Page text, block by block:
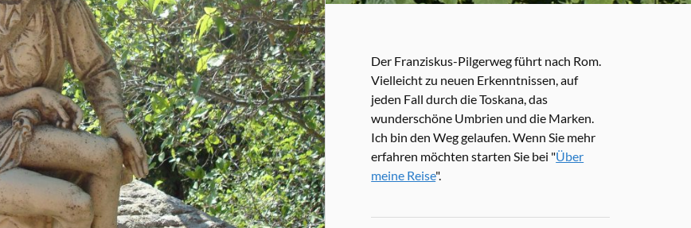
Der Franziskus-Pilgerweg führt nach Rom.
Vielleicht zu neuen Erkenntnissen, auf
jeden Fall durch die Toskana, das
wunderschöne Umbrien und die Marken.
Ich bin den Weg gelaufen. Wenn Sie mehr
erfahren möchten starten Sie bei "Über
meine Reise".